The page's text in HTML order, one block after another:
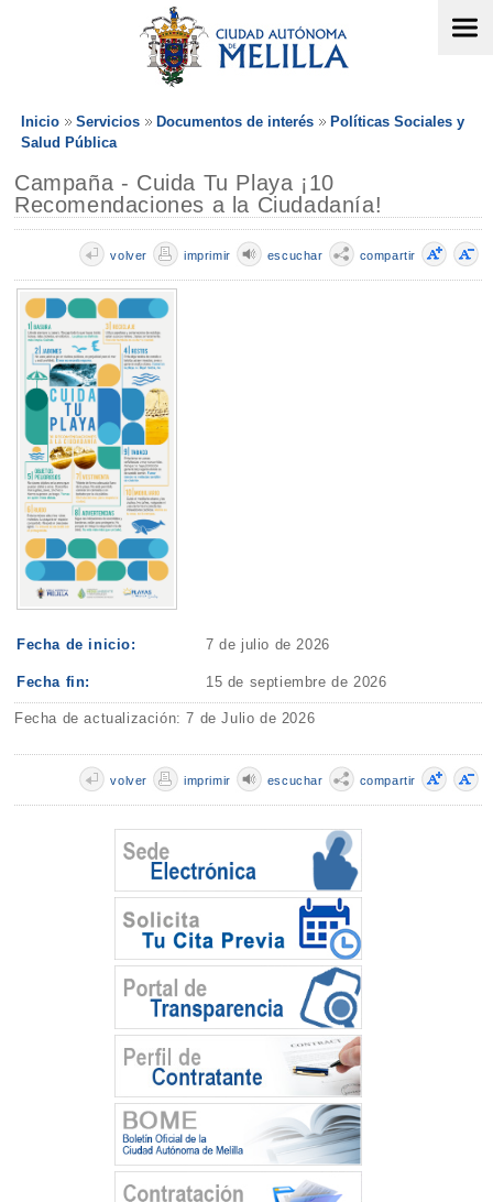
Inicio Servicios Documentos de interés
Políticas Sociales y
Salud Pública
Campaña - Cuida Tu Playa ¡10
Recomendaciones a la Ciudadanía!
compartir
escuchar
imprimir
volver
Fecha de inicio: 7 de julio de 2026
Fecha fin: 15 de septiembre de 2026
Fecha de actualización: 7 de Julio de 2026
compartir
escuchar
imprimir
volver